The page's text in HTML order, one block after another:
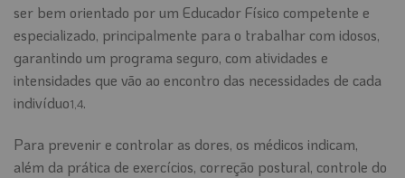
ser bem orientado por um Educador Físico competente e
especializado, principalmente para o trabalhar com idosos,
garantindo um programa seguro, com atividades e
intensidades que vão ao encontro das necessidades de cada
indivíduo1,4.
Para prevenir e controlar as dores, os médicos indicam,
além da prática de exercícios, correção postural, controle do